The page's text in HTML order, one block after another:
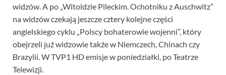
widzów. A po „Witoldzie Pileckim. Ochotniku z Auschwitz”
na widzów czekają jeszcze cztery kolejne części
angielskiego cyklu „Polscy bohaterowie wojenni”, który
obejrzeli już widzowie także w Niemczech, Chinach czy
Brazylii. W TVP1 HD emisje w poniedziałki, po Teatrze
Telewizji.